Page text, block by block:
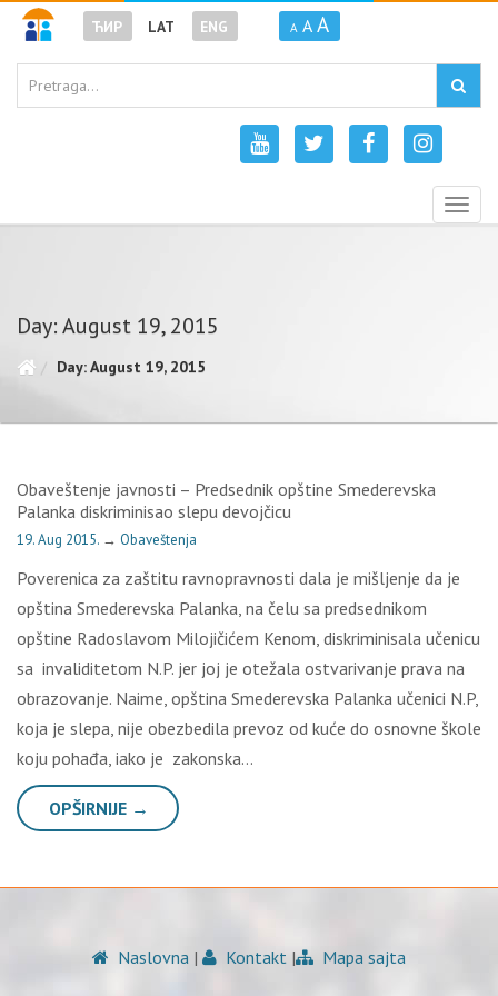
ЋИР LAT ENG A A A
Day: August 19, 2015
Day: August 19, 2015
Obaveštenje javnosti – Predsednik opštine Smederevska
Palanka diskriminisao slepu devojčicu
19. Aug 2015. → Obaveštenja
Poverenica za zaštitu ravnopravnosti dala je mišljenje da je
opština Smederevska Palanka, na čelu sa predsednikom
opštine Radoslavom Milojičićem Kenom, diskriminisala učenicu
sa invaliditetom N.P. jer joj je otežala ostvarivanje prava na
obrazovanje. Naime, opština Smederevska Palanka učenici N.P,
koja je slepa, nije obezbedila prevoz od kuće do osnovne škole
koju pohađa, iako je zakonska…
OPŠIRNIJE →
Naslovna | Kontakt | Mapa sajta